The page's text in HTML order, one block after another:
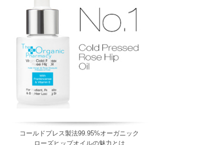
コールドプレス製法99.95%オーガニック
ローズヒップオイルの魅力とは